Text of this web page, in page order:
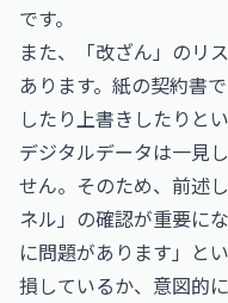
です。
また、「改ざん」のリ
あります。紙の契約書
したり上書きしたりと
デジタルデータは一見
せん。そのため、前述
ネル」の確認が重要に
に問題があります」と
損しているか、意図的